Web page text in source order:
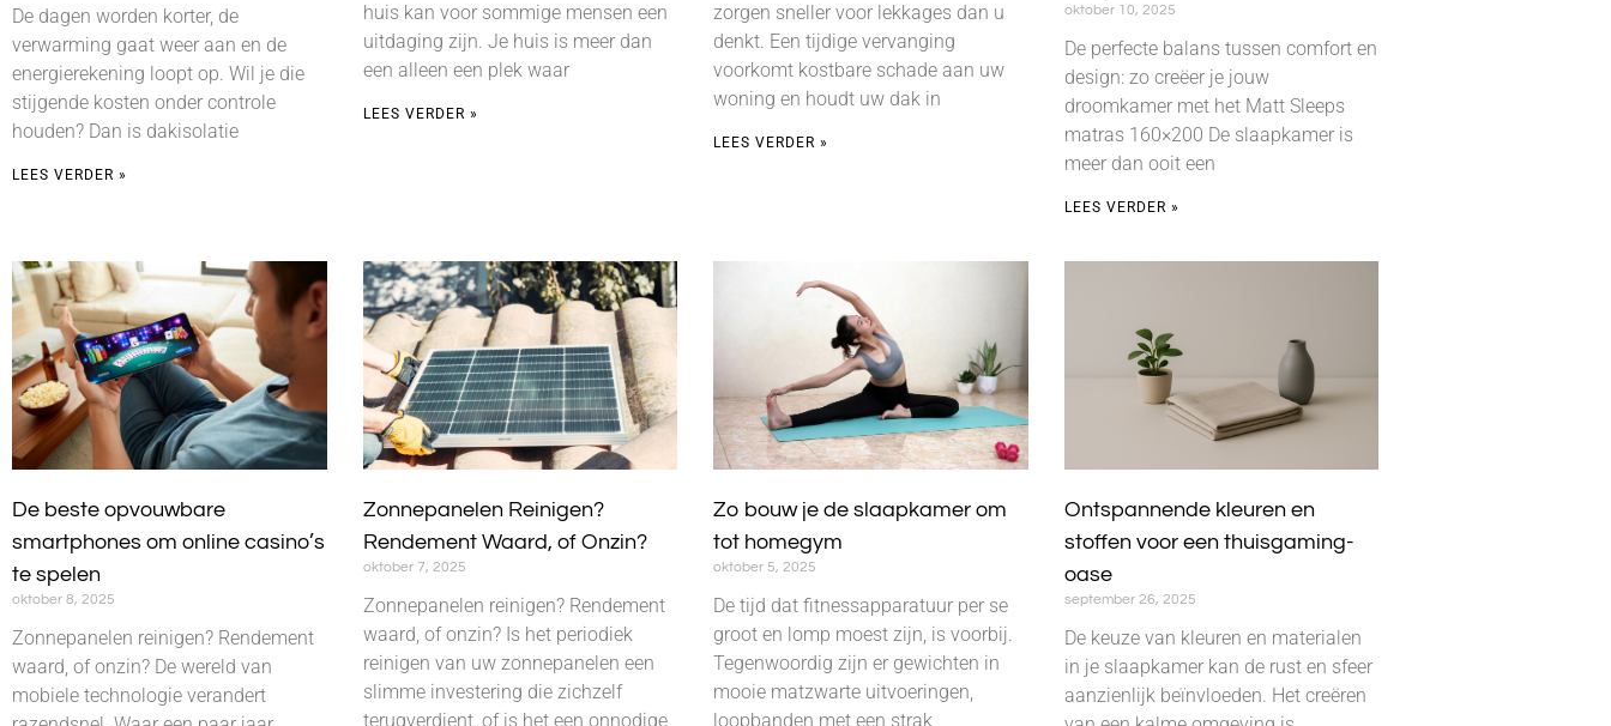
De dagen worden korter, de
verwarming gaat weer aan en de
energierekening loopt op. Wil je die
stijgende kosten onder controle
houden? Dan is dakisolatie
LEES VERDER »
huis kan voor sommige mensen een
uitdaging zijn. Je huis is meer dan
een alleen een plek waar
LEES VERDER »
zorgen sneller voor lekkages dan u
denkt. Een tijdige vervanging
voorkomt kostbare schade aan uw
woning en houdt uw dak in
LEES VERDER »
oktober 10, 2025
De perfecte balans tussen comfort en
design: zo creëer je jouw
droomkamer met het Matt Sleeps
matras 160×200 De slaapkamer is
meer dan ooit een
LEES VERDER »
De beste opvouwbare
smartphones om online casino’s
te spelen
oktober 8, 2025
Zonnepanelen reinigen? Rendement
waard, of onzin? De wereld van
mobiele technologie verandert
Zonnepanelen Reinigen?
Rendement Waard, of Onzin?
oktober 7, 2025
Zonnepanelen reinigen? Rendement
waard, of onzin? Is het periodiek
reinigen van uw zonnepanelen een
slimme investering die zichzelf
terugverdient, of is het een onnodige
Zo bouw je de slaapkamer om
tot homegym
oktober 5, 2025
De tijd dat fitnessapparatuur per se
groot en lomp moest zijn, is voorbij.
Tegenwoordig zijn er gewichten in
mooie matzwarte uitvoeringen,
loopbanden met een strak
Ontspannende kleuren en
stoffen voor een thuisgaming-
oase
september 26, 2025
De keuze van kleuren en materialen
in je slaapkamer kan de rust en sfeer
aanzienlijk beïnvloeden. Het creëren